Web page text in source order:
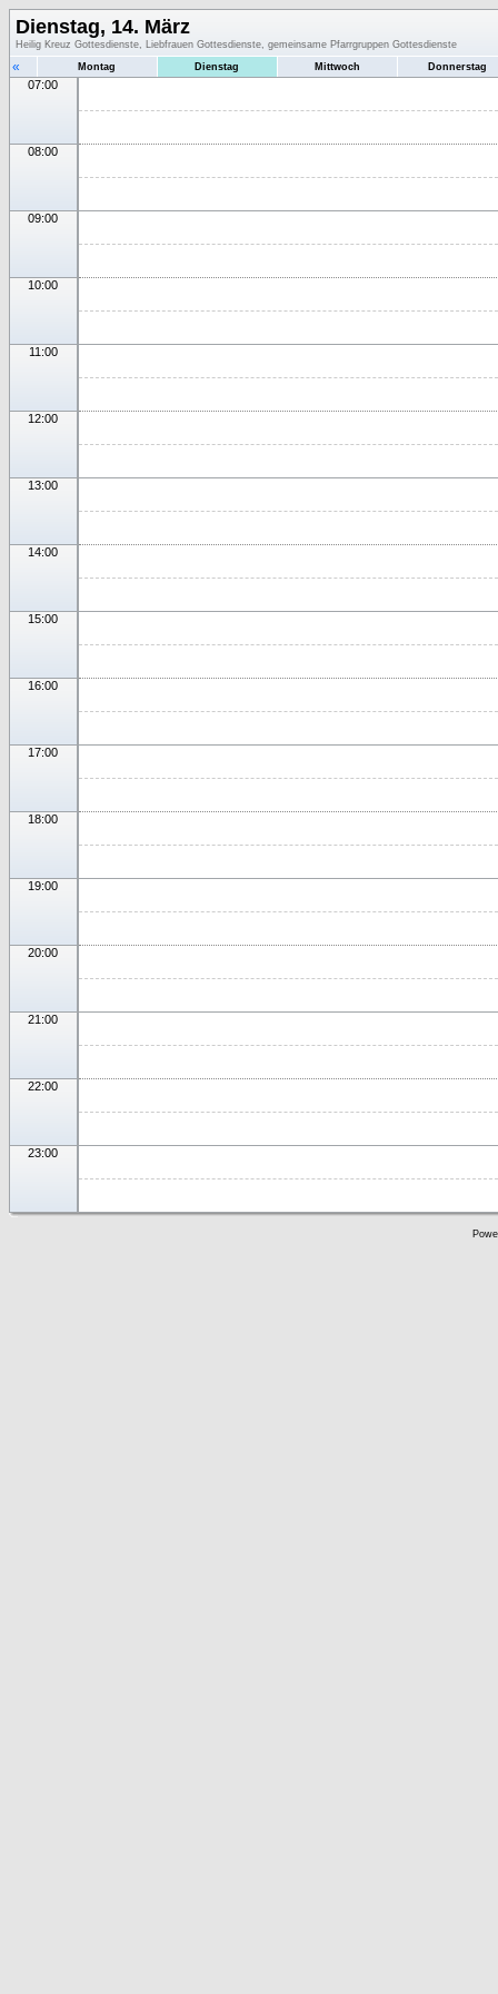
Dienstag, 14. März
Heilig Kreuz Gottesdienste, Liebfrauen Gottesdienste, gemeinsame Pfarrgruppen Gottesdienste
« Montag Dienstag Mittwoch Donnerstag
07:00
08:00
09:00
10:00
11:00
12:00
13:00
14:00
15:00
16:00
17:00
18:00
19:00
20:00
21:00
22:00
23:00